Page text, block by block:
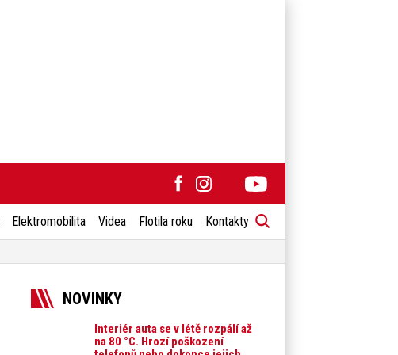
Elektromobilita Videa Flotila roku Kontakty
NOVINKY
Interiér auta se v létě rozpálí až
na 80 °C. Hrozí poškození